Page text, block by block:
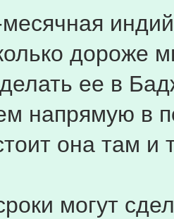
дороже
ее в
напрямую в
она там и
могут